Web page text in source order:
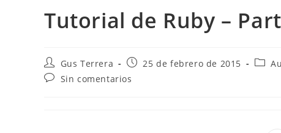
Tutorial de Ruby –
Gus Terrera 25 de febrero de 2015
Sin comentarios